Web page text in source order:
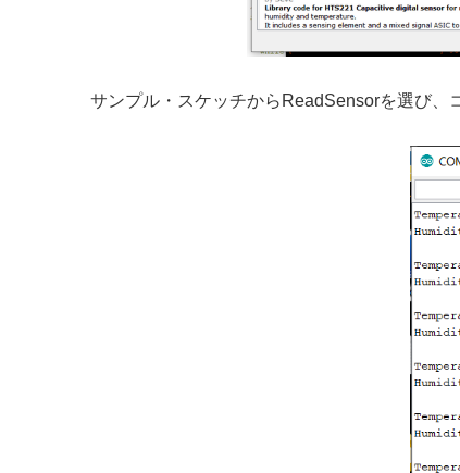
サンプル・スケッチからReadSensorを選び、